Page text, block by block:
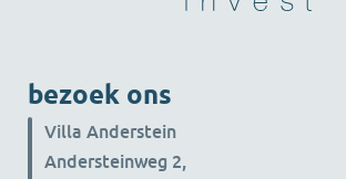
servicedekking in Noord- en
bedrijfshal met
bovenloopkranen en 400 m²
kantoren in gebruik, dit geeft
bezoek ons
Villa Anderstein
Andersteinweg 2,